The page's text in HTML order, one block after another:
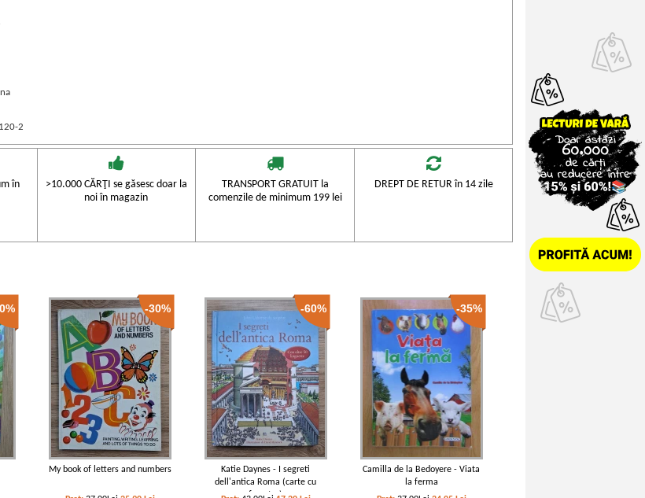
2
în
>10.000 CĂRŢI se găsesc doar la
noi în magazin
TRANSPORT GRATUIT la
comenzile de minimum 199 lei
DREPT DE RETUR în 14 zile
-30%
My book of letters and numbers
-60%
Katie Daynes - I segreti
dell'antica Roma (carte cu
ferestre)
-35%
Camilla de la Bedoyere - Viata
la ferma